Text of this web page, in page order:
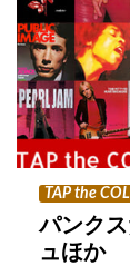
TAP the
パンク
ュほか